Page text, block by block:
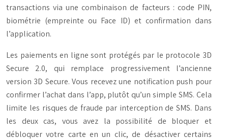
transactions via une combinaison de facteurs : code PIN,
biométrie (empreinte ou Face ID) et confirmation dans
l’application.
Les paiements en ligne sont protégés par le protocole 3D
Secure 2.0, qui remplace progressivement l’ancienne
version 3D Secure. Vous recevez une notification push pour
confirmer l’achat dans l’app, plutôt qu’un simple SMS. Cela
limite les risques de fraude par interception de SMS. Dans
les deux cas, vous avez la possibilité de bloquer et
débloquer votre carte en un clic, de désactiver certains